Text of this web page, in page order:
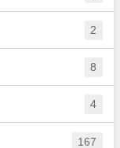
2
8
4
167